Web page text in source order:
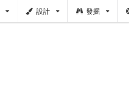
設計 發掘